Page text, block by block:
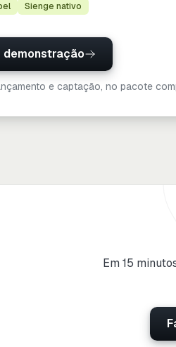
Sienge nativo
demonstração
e captação, no pacote
Em 15